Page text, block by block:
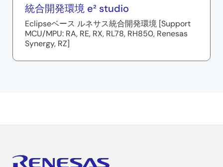
統合開発環境 e² studio
Eclipseベース ルネサス統合開発環境 [Support
MCU/MPU: RA, RE, RX, RL78, RH850, Renesas
Synergy, RZ]